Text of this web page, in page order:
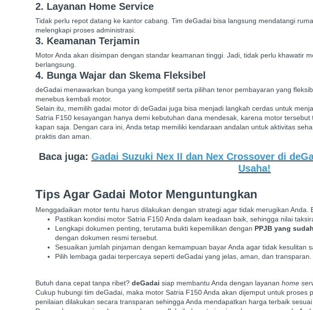
2. Layanan Home Service
Tidak perlu repot datang ke kantor cabang. Tim deGadai bisa langsung mendatangi
melengkapi proses administrasi.
3. Keamanan Terjamin
Motor Anda akan disimpan dengan standar keamanan tinggi. Jadi, tidak perlu khawatir
berlangsung.
4. Bunga Wajar dan Skema Fleksibel
deGadai menawarkan bunga yang kompetitif serta pilihan tenor pembayaran yang
menebus kembali motor.
Selain itu, memilih gadai motor di deGadai juga bisa menjadi langkah cerdas untuk
Satria F150 kesayangan hanya demi kebutuhan dana mendesak, karena motor
kapan saja. Dengan cara ini, Anda tetap memiliki kendaraan andalan untuk aktivitas
praktis dan aman.
Baca juga: Gadai Suzuki Nex II dan Nex Crossover di
Usaha!
Tips Agar Gadai Motor Menguntungkan
Menggadaikan motor tentu harus dilakukan dengan strategi agar tidak merugikan Anda.
Pastikan kondisi motor Satria F150 Anda dalam keadaan baik, sehingga nilai
Lengkapi dokumen penting, terutama bukti kepemilikan dengan PPJB yang
dengan dokumen resmi tersebut.
Sesuaikan jumlah pinjaman dengan kemampuan bayar Anda agar tidak kesulitan
Pilih lembaga gadai terpercaya seperti deGadai yang jelas, aman, dan transparan.
Butuh dana cepat tanpa ribet? deGadai siap membantu Anda dengan layanan home
Cukup hubungi tim deGadai, maka motor Satria F150 Anda akan dijemput untuk proses
penilaian dilakukan secara transparan sehingga Anda mendapatkan harga terbaik sesuai